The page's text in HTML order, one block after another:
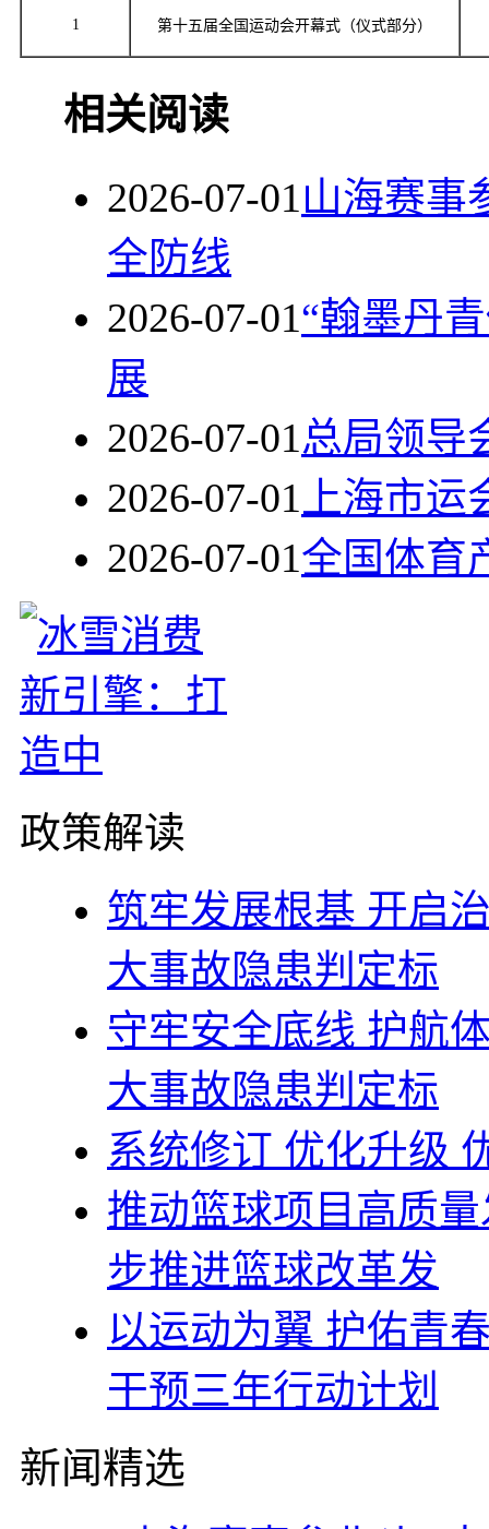
1 第十五届全国运动会开幕式（仪式部分）
相关阅读
2026-07-01山海赛事
全防线
2026-07-01“翰墨丹
展
2026-07-01总局领导
2026-07-01上海市运
2026-07-01全国体育
政策解读
筑牢发展根基 开启
大事故隐患判定标
守牢安全底线 护航
大事故隐患判定标
系统修订 优化升级
推动篮球项目高质
步推进篮球改革发
以运动为翼 护佑青
干预三年行动计划
新闻精选